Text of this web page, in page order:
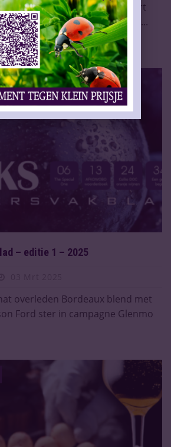
brengt risico op vorst in kaart
voltooit duurzaam bouwpr ...
– editie 1 – 2025
overleden Bordeaux blend met
Ford ster in campagne Glenmo